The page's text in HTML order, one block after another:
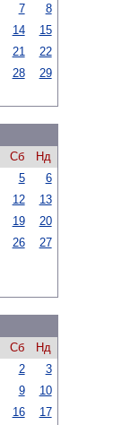
7
8
14
15
21
22
28
29
Сб
Нд
5
6
12
13
19
20
26
27
Сб
Нд
2
3
9
10
16
17